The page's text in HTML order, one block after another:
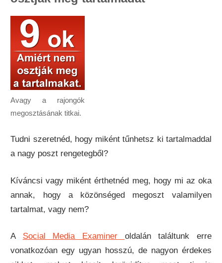
Avagy a rajongók
megosztásának titkai.
Tudni szeretnéd, hogy miként tűnhetsz ki tartalmaddal
a nagy poszt rengetegből?
Kíváncsi vagy miként érthetnéd meg, hogy mi az oka
annak, hogy a közönséged megoszt valamilyen
tartalmat, vagy nem?
A Social Media Examiner oldalán találtunk erre
vonatkozóan egy ugyan hosszú, de nagyon érdekes